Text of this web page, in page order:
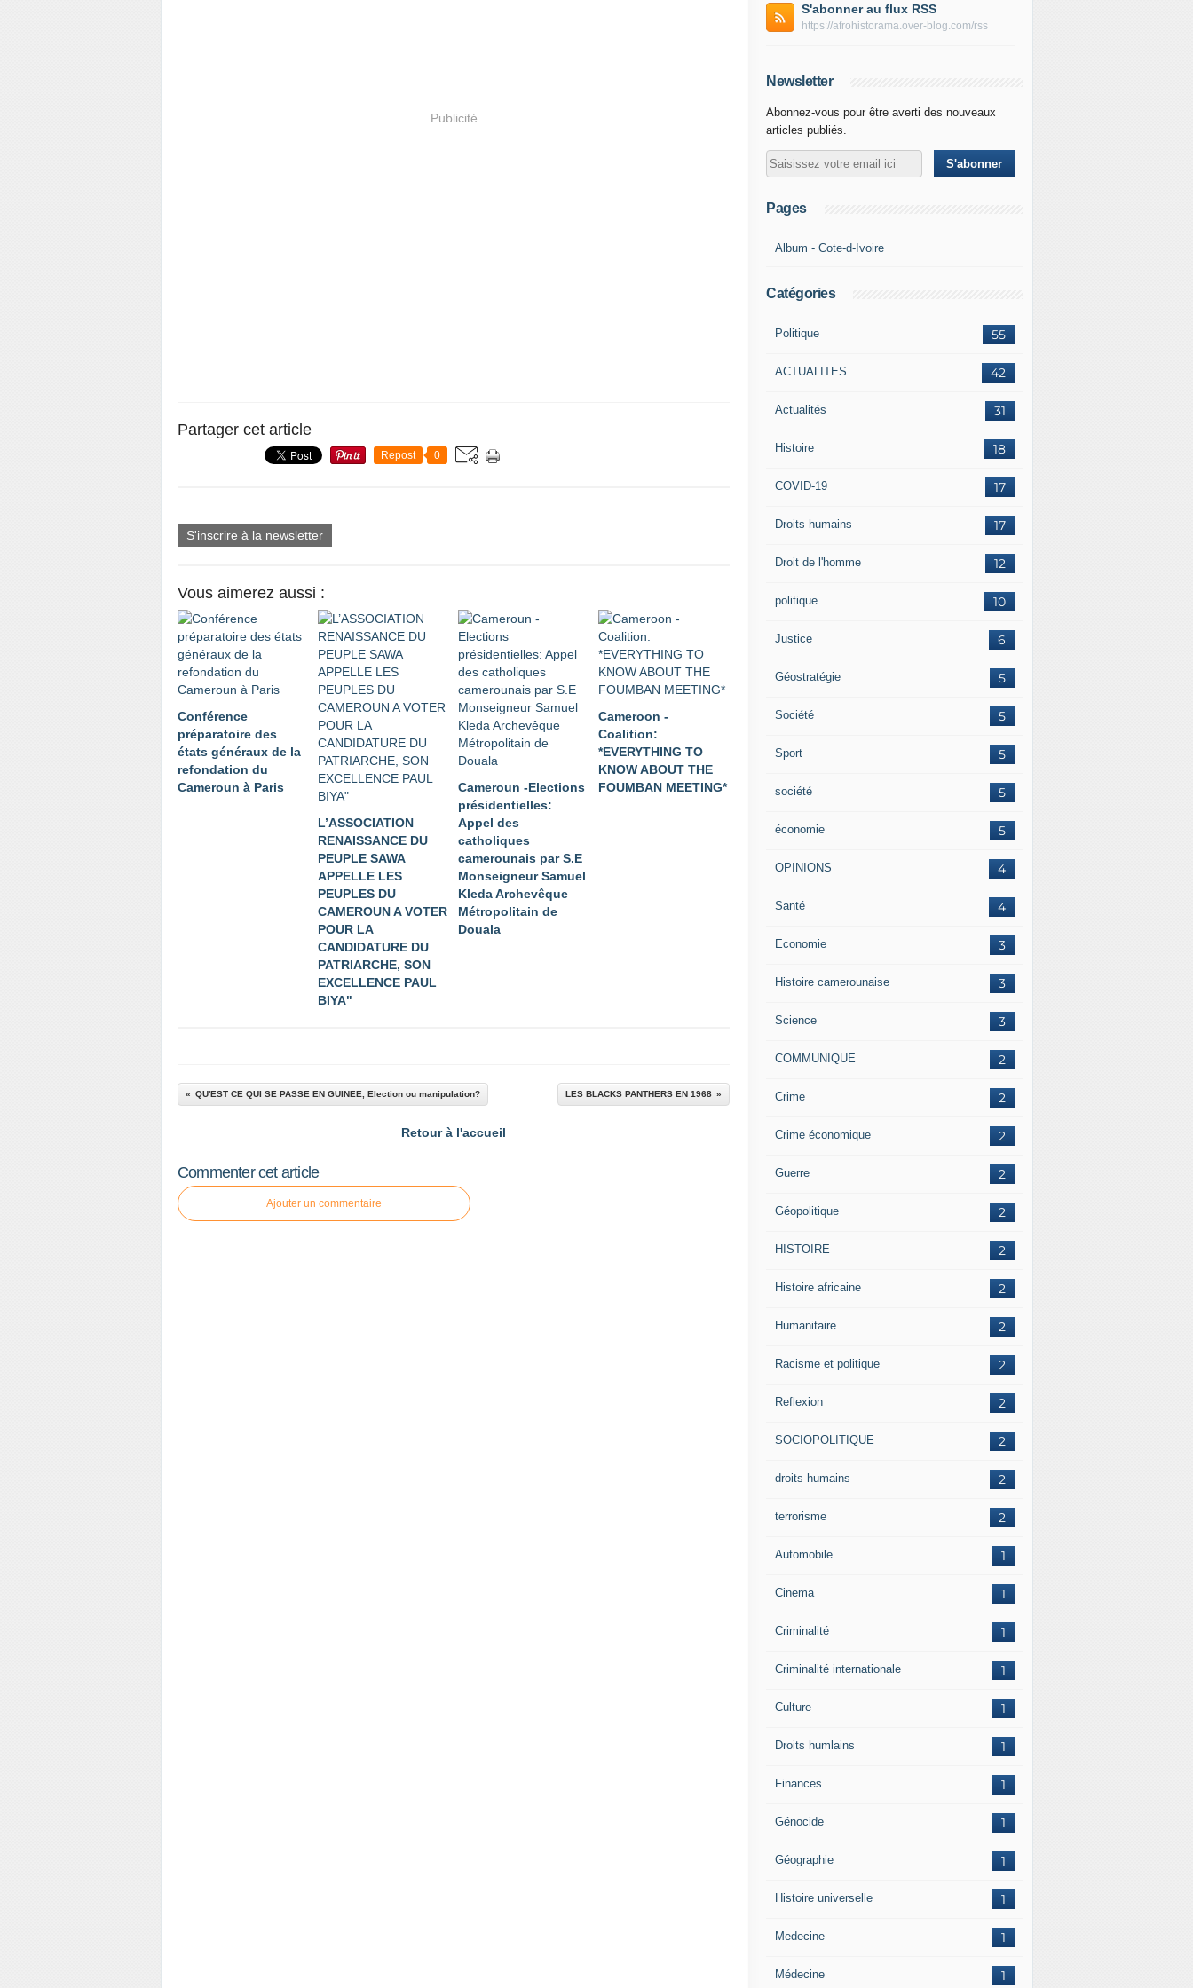
Publicité
Partager cet article
Repost 0
S'inscrire à la newsletter
Vous aimerez aussi :
Conférence
préparatoire des
états généraux de la
refondation du
Cameroun à Paris
L’ASSOCIATION
RENAISSANCE DU
PEUPLE SAWA
APPELLE LES
PEUPLES DU
CAMEROUN A VOTER
POUR LA
CANDIDATURE DU
PATRIARCHE, SON
EXCELLENCE PAUL
BIYA"
Cameroun -Elections
présidentielles:
Appel des
catholiques
camerounais par S.E
Monseigneur Samuel
Kleda Archevêque
Métropolitain de
Douala
Cameroon -
Coalition:
*EVERYTHING TO
KNOW ABOUT THE
FOUMBAN MEETING*
QU'EST CE QUI SE PASSE EN GUINEE, Election ou manipulation? LES BLACKS PANTHERS EN 1968
Retour à l'accueil
Commenter cet article
Ajouter un commentaire
S'abonner au flux RSS
https://afrohistorama.over-blog.com/rss
Newsletter
Abonnez-vous pour être averti des nouveaux
articles publiés.
Pages
Album - Cote-d-Ivoire
Catégories
55
Politique
42
ACTUALITES
31
Actualités
18
Histoire
17
COVID-19
17
Droits humains
12
Droit de l'homme
10
politique
6
Justice
5
Géostratégie
5
Société
5
Sport
5
société
5
économie
4
OPINIONS
4
Santé
3
Economie
3
Histoire camerounaise
3
Science
2
COMMUNIQUE
2
Crime
2
Crime économique
2
Guerre
2
Géopolitique
2
HISTOIRE
2
Histoire africaine
2
Humanitaire
2
Racisme et politique
2
Reflexion
2
SOCIOPOLITIQUE
2
droits humains
2
terrorisme
1
Automobile
1
Cinema
1
Criminalité
1
Criminalité internationale
1
Culture
1
Droits humlains
1
Finances
1
Génocide
1
Géographie
1
Histoire universelle
1
Medecine
1
Médecine